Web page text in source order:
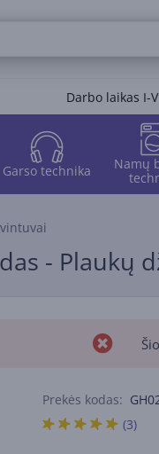
Darbo laikas I-
Garso technika
Namų
- Plaukų
Prekės kodas:
(3)